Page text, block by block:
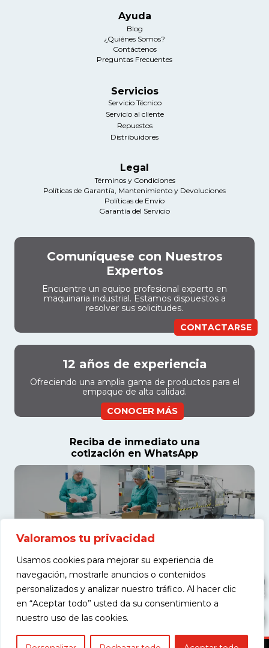
Valoramos tu privacidad
Usamos cookies para mejorar su experiencia de
navegación, mostrarle anuncios o contenidos
personalizados y analizar nuestro tráfico. Al hacer clic
en “Aceptar todo” usted da su consentimiento a
nuestro uso de las cookies.
Ayuda
Blog
¿Quiénes Somos?
Contáctenos
Preguntas Frecuentes
Servicios
Servicio Técnico
Servicio al cliente
Repuestos
Distribuidores
Legal
Términos y Condiciones
Políticas de Garantía, Mantenimiento y Devoluciones
Políticas de Envío
Garantía del Servicio
Comuníquese con Nuestros
Expertos
Encuentre un equipo profesional experto en
maquinaria industrial. Estamos dispuestos a
resolver sus solicitudes.
CONTACTARSE
12 años de experiencia
Ofreciendo una amplia gama de productos para el
empaque de alta calidad.
CONOCER MÁS
Reciba de inmediato una
cotización en WhatsApp
COTIZAR